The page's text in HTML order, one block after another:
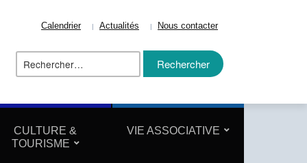
Calendrier Actualités Nous contacter
Rechercher :
CULTURE &
TOURISME
VIE ASSOCIATIVE